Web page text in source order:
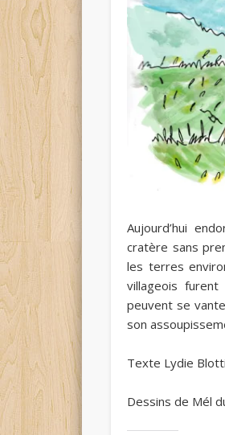
Aujourd’hui
cratère sans
les terres
villageois
peuvent se
son
Texte Lydie
Dessins de Mél